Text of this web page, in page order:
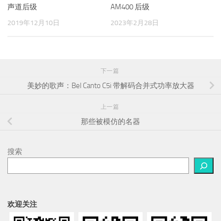
声道后级
2019年12月10日
AM400 后级
2023年2月28日
下一篇
美妙的歌声：Bel Canto C5i 带解码合并式功率放大器
上一篇
那些被模仿的名器
搜索
欢迎关注